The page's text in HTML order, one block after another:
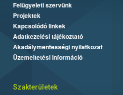
Felügyeleti szervünk
Projektek
Kapcsolódó linkek
Adatkezelési tájékoztató
Akadálymentességi nyilatkozat
Üzemeltetési információ
Szakterületek